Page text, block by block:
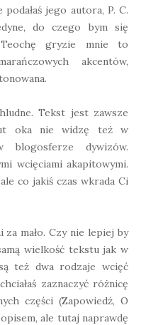
podałaś jego autora, P. C.
do czego bym się
gryzie mnie to
akcentów,
Tekst jest zawsze
oka nie widzę też w
blogosferze dywizów.
wcięciami akapitowymi.
co jakiś czas wkrada Ci
za mało. Czy nie lepiej by
wielkość tekstu jak w
też dwa rodzaje wcięć
zaznaczyć różnicę
części (Zapowiedź, O
ale tutaj naprawdę